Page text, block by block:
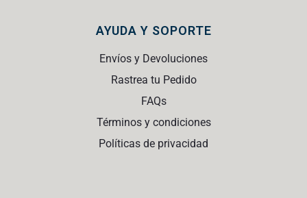
AYUDA Y SOPORTE
Envíos y Devoluciones
Rastrea tu Pedido
FAQs
Términos y condiciones
Políticas de privacidad